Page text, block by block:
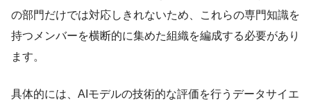
の部門だけでは対応しきれないため、これらの専門知識を
持つメンバーを横断的に集めた組織を編成する必要があり
ます。
具体的には、AIモデルの技術的な評価を行うデータサイエ